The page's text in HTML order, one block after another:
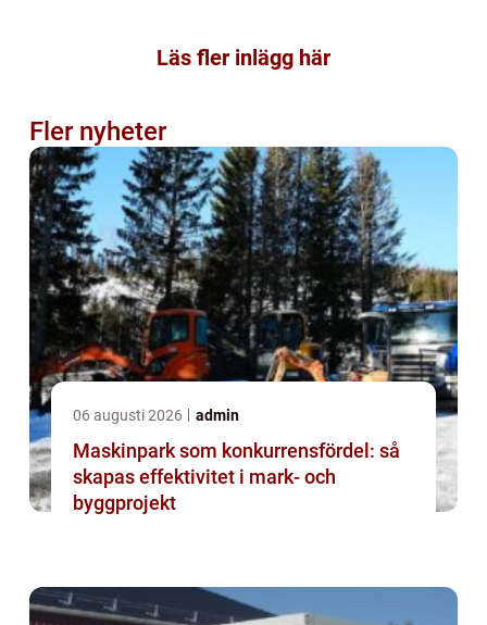
Läs fler inlägg här
Fler nyheter
06 augusti 2026 admin
Maskinpark som konkurrensfördel: så
skapas effektivitet i mark- och
byggprojekt